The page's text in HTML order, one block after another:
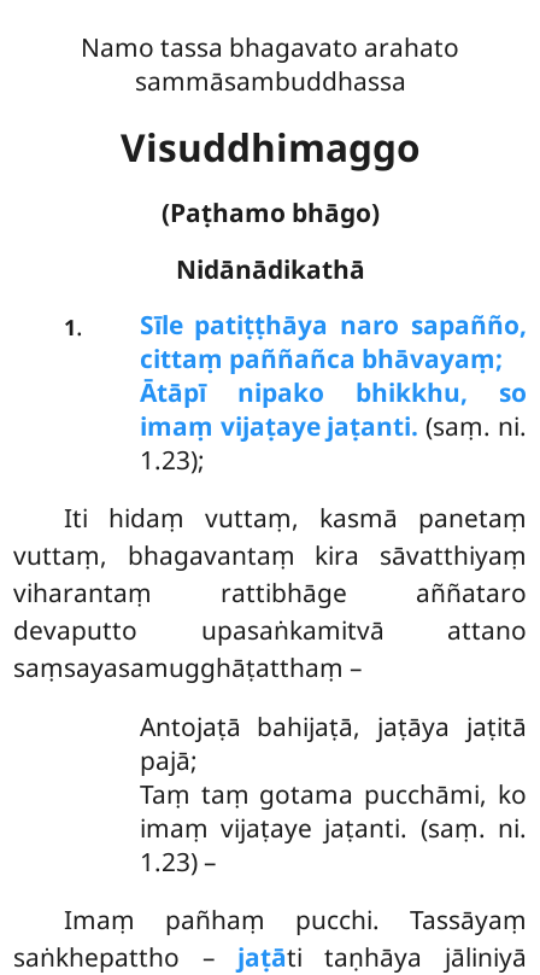
Namo tassa bhagavato arahato
sammāsambuddhassa
Visuddhimaggo
(Paṭhamo bhāgo)
Nidānādikathā
1. Sīle patiṭṭhāya naro sapañño,
cittaṃ paññañca bhāvayaṃ;
Ātāpī nipako bhikkhu, so
imaṃ vijaṭaye jaṭanti. (saṃ. ni.
1.23);
Iti hidaṃ vuttaṃ, kasmā panetaṃ
vuttaṃ, bhagavantaṃ kira sāvatthiyaṃ
viharantaṃ rattibhāge aññataro
devaputto upasaṅkamitvā attano
saṃsayasamugghāṭatthaṃ –
Antojaṭā bahijaṭā, jaṭāya jaṭitā
pajā;
Taṃ taṃ gotama pucchāmi, ko
imaṃ vijaṭaye jaṭanti. (saṃ. ni.
1.23) –
Imaṃ pañhaṃ pucchi. Tassāyaṃ
saṅkhepattho – jaṭāti taṇhāya jāliniyā